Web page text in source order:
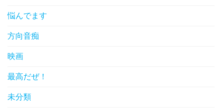
悩んでます
方向音痴
映画
最高だぜ！
未分類